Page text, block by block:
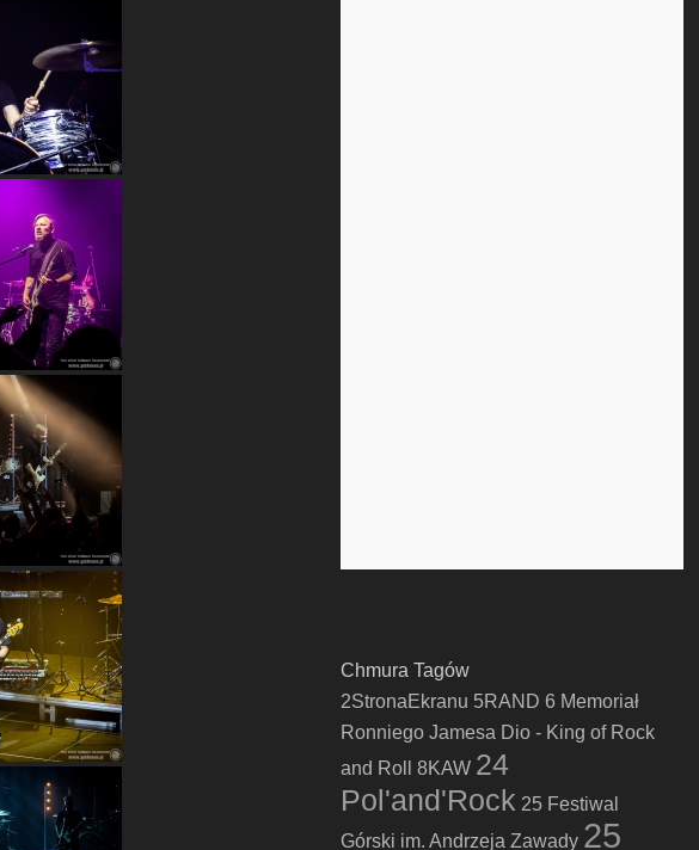
Chmura Tagów
2StronaEkranu 5RAND 6 Memoriał
Ronniego Jamesa Dio - King of Rock
and Roll
8KAW 24
Pol'and'Rock 25 Festiwal
Górski im. Andrzeja Zawady 25